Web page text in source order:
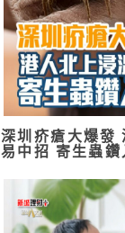
深圳疥瘡大爆發
易中招 寄生蟲